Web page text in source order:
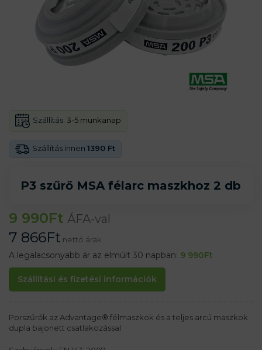
P3 szűrő MSA félarc maszkhoz 2 db
Szállítás innen 1390 Ft
Szállítás: 3-5 munkanap
9 990Ft ÁFA-val
7 866Ft nettó árak
A legalacsonyabb ár az elmúlt 30 napban: 9 990Ft
Szállítási és fizetési információk
Porszűrők az Advantage® félmaszkok és a teljes arcú maszkok
dupla bajonett csatlakozással